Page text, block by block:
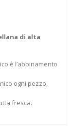
di alta
è l’abbinamento
ogni pezzo,
fresca.